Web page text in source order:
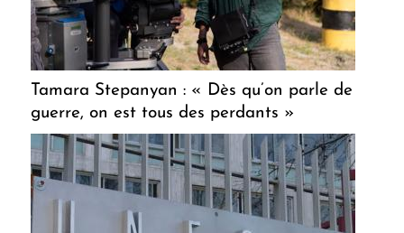
Tamara Stepanyan : « Dès qu’on parle de
guerre, on est tous des perdants »